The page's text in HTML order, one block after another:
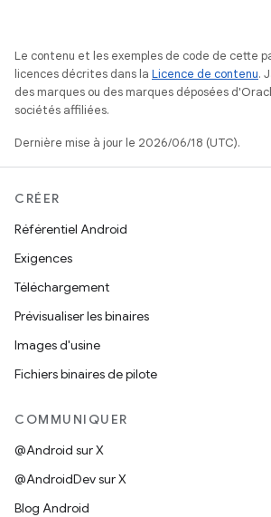
Le contenu et les exemples de code de cette
licences décrites dans la Licence de contenu.
des marques ou des marques déposées
sociétés affiliées.
Dernière mise à jour le 2026/06/18 (UTC).
CRÉER
Référentiel Android
Exigences
Téléchargement
Prévisualiser les binaires
Images d'usine
Fichiers binaires de pilote
COMMUNIQUER
@Android sur X
@AndroidDev sur X
Blog Android